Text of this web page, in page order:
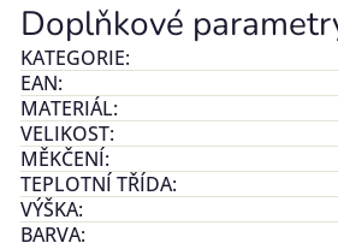
Doplňkové
KATEGORIE:
EAN:
MATERIÁL:
VELIKOST:
MĚKČENÍ:
TEPLOTNÍ TŘÍDA:
VÝŠKA:
BARVA: